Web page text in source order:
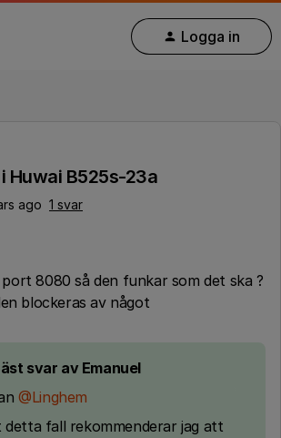
Logga in
Huwai B525s-23a
ago 1 svar
8080 så den funkar som det ska ?
blockeras av något
svar av Emanuel
@Linghem
detta fall rekommenderar jag att